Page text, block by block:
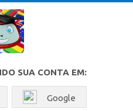
SUA CONTA EM:
Google